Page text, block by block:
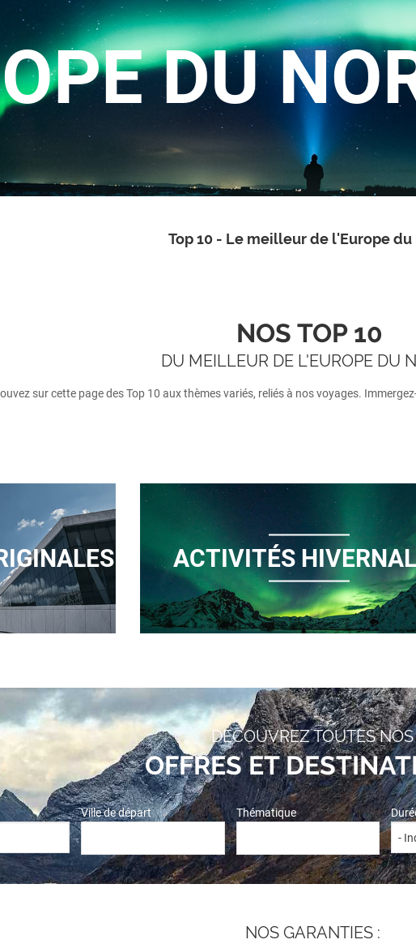
DU
Top 10 - Le meilleur de l'Europe du
NOS TOP 10
DU MEILLEUR DE L'EUROPE DU
sur cette page des Top 10 aux thèmes variés, reliés à nos voyages.
ACTIVITÉS
DÉCOUVREZ TOUTES NOS
OFFRES ET
Ville de départ Thématique
NOS GARANTIES :